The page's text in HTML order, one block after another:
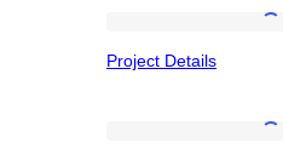
Project Details